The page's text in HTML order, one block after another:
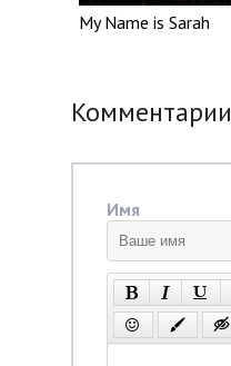
My Name is Sarah
Комментарии
Имя